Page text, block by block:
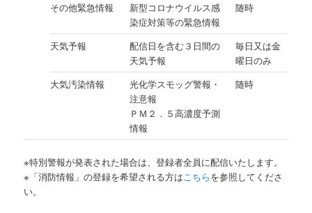
その他緊急情報
新型コロナウイルス感
染症対策等の緊急情報
随時
天気予報
配信日を含む３日間の
天気予報
毎日又は金
曜日のみ
大気汚染情報
光化学スモッグ警報・
注意報
ＰＭ２．５高濃度予測
情報
随時
※特別警報が発表された場合は、登録者全員に配信いたします。
※「消防情報」の登録を希望される方はこちらを参照してくださ
い。